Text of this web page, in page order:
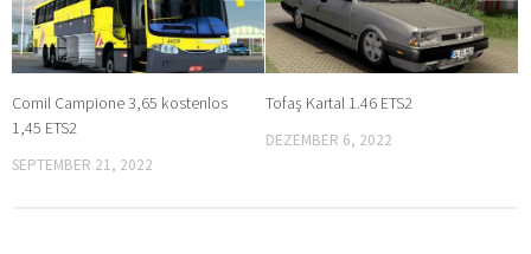
Comil Campione 3,65 kostenlos
1,45 ETS2
SEPTEMBER 21, 2022
Tofaş Kartal 1.46 ETS2
DEZEMBER 6, 2022